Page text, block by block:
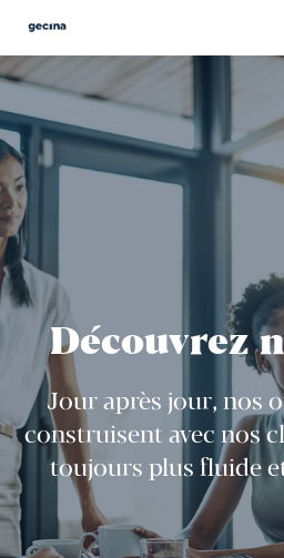
contenu
Découvrez
Jour après jour, nos
construisent avec nos
toujours plus fluide